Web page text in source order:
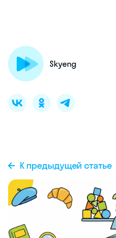
Skyeng
К предыдущей статье